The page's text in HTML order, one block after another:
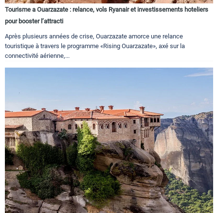
Tourisme a Ouarzazate : relance, vols Ryanair et investissements hoteliers
pour booster l’attracti
Après plusieurs années de crise, Ouarzazate amorce une relance
touristique à travers le programme «Rising Ouarzazate», axé sur la
connectivité aérienne,...